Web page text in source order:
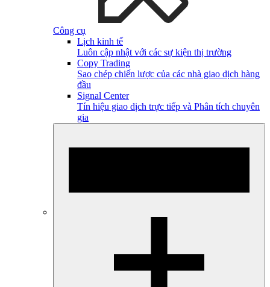
Công cụ
Lịch kinh tế
Luôn cập nhật với các sự kiện thị trường
Copy Trading
Sao chép chiến lược của các nhà giao dịch hàng
đầu
Signal Center
Tín hiệu giao dịch trực tiếp và Phân tích chuyên
gia